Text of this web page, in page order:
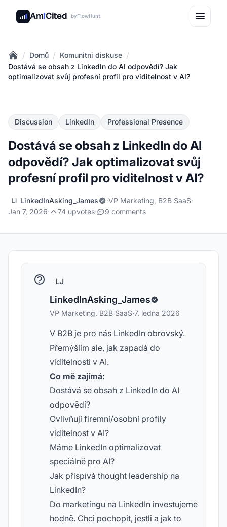
AmICited byFlowHunt
Home
/ Domů / Komunitni diskuse /
Dostává se obsah z LinkedIn do AI odpovědí? Jak
optimalizovat svůj profesní profil pro viditelnost v AI?
Discussion LinkedIn Professional Presence
Dostává se obsah z LinkedIn do AI
odpovědí? Jak optimalizovat svůj
profesní profil pro viditelnost v AI?
LI LinkedInAsking_James ·VP Marketing, B2B SaaS·
Jan 7, 2026· 74 upvotes· 9 comments
LJ
LinkedInAsking_James
VP Marketing, B2B SaaS·7. ledna 2026
V B2B je pro nás LinkedIn obrovský.
Přemýšlím ale, jak zapadá do
viditelnosti v AI.
Co mě zajímá:
Dostává se obsah z LinkedIn do AI
odpovědí?
Ovlivňují firemní/osobní profily
viditelnost v AI?
Máme LinkedIn optimalizovat
speciálně pro AI?
Jak přispívá thought leadership na
LinkedIn?
Do marketingu na LinkedIn investujeme
hodně. Chci pochopit, jestli a jak to